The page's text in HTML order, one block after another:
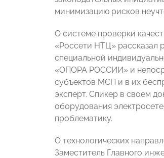
минимизацию рисков
О системе проверки
«Россети НТЦ» рассказал
специальной
«ОПОРА РОССИИ» и
субъектов МСП и в их
эксперт. Спикер в своем
оборудования
проблематику.
О технологических
Заместитель Главного